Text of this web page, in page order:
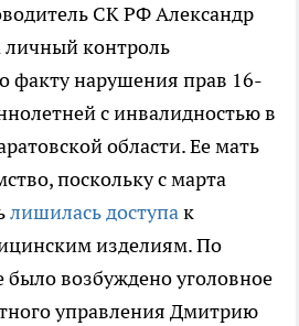
СК РФ Александр
личный контроль
факту нарушения прав 16-
с инвалидностью в
области. Ее мать
поскольку с марта
лишилась доступак
изделиям. По
возбуждено уголовное
управления Дмитрию